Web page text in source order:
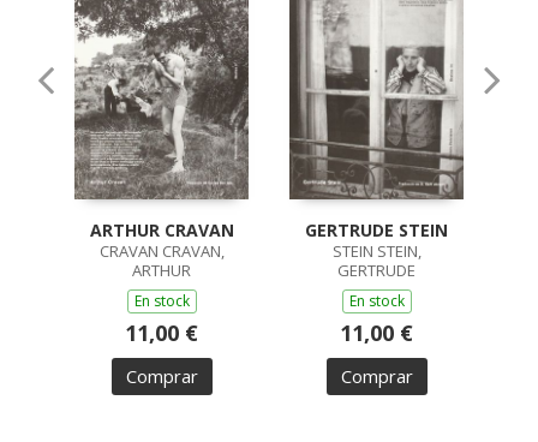
ARTHUR CRAVAN
CRAVAN CRAVAN,
ARTHUR
En stock
11,00 €
Comprar
GERTRUDE STEIN
STEIN STEIN,
GERTRUDE
En stock
11,00 €
Comprar